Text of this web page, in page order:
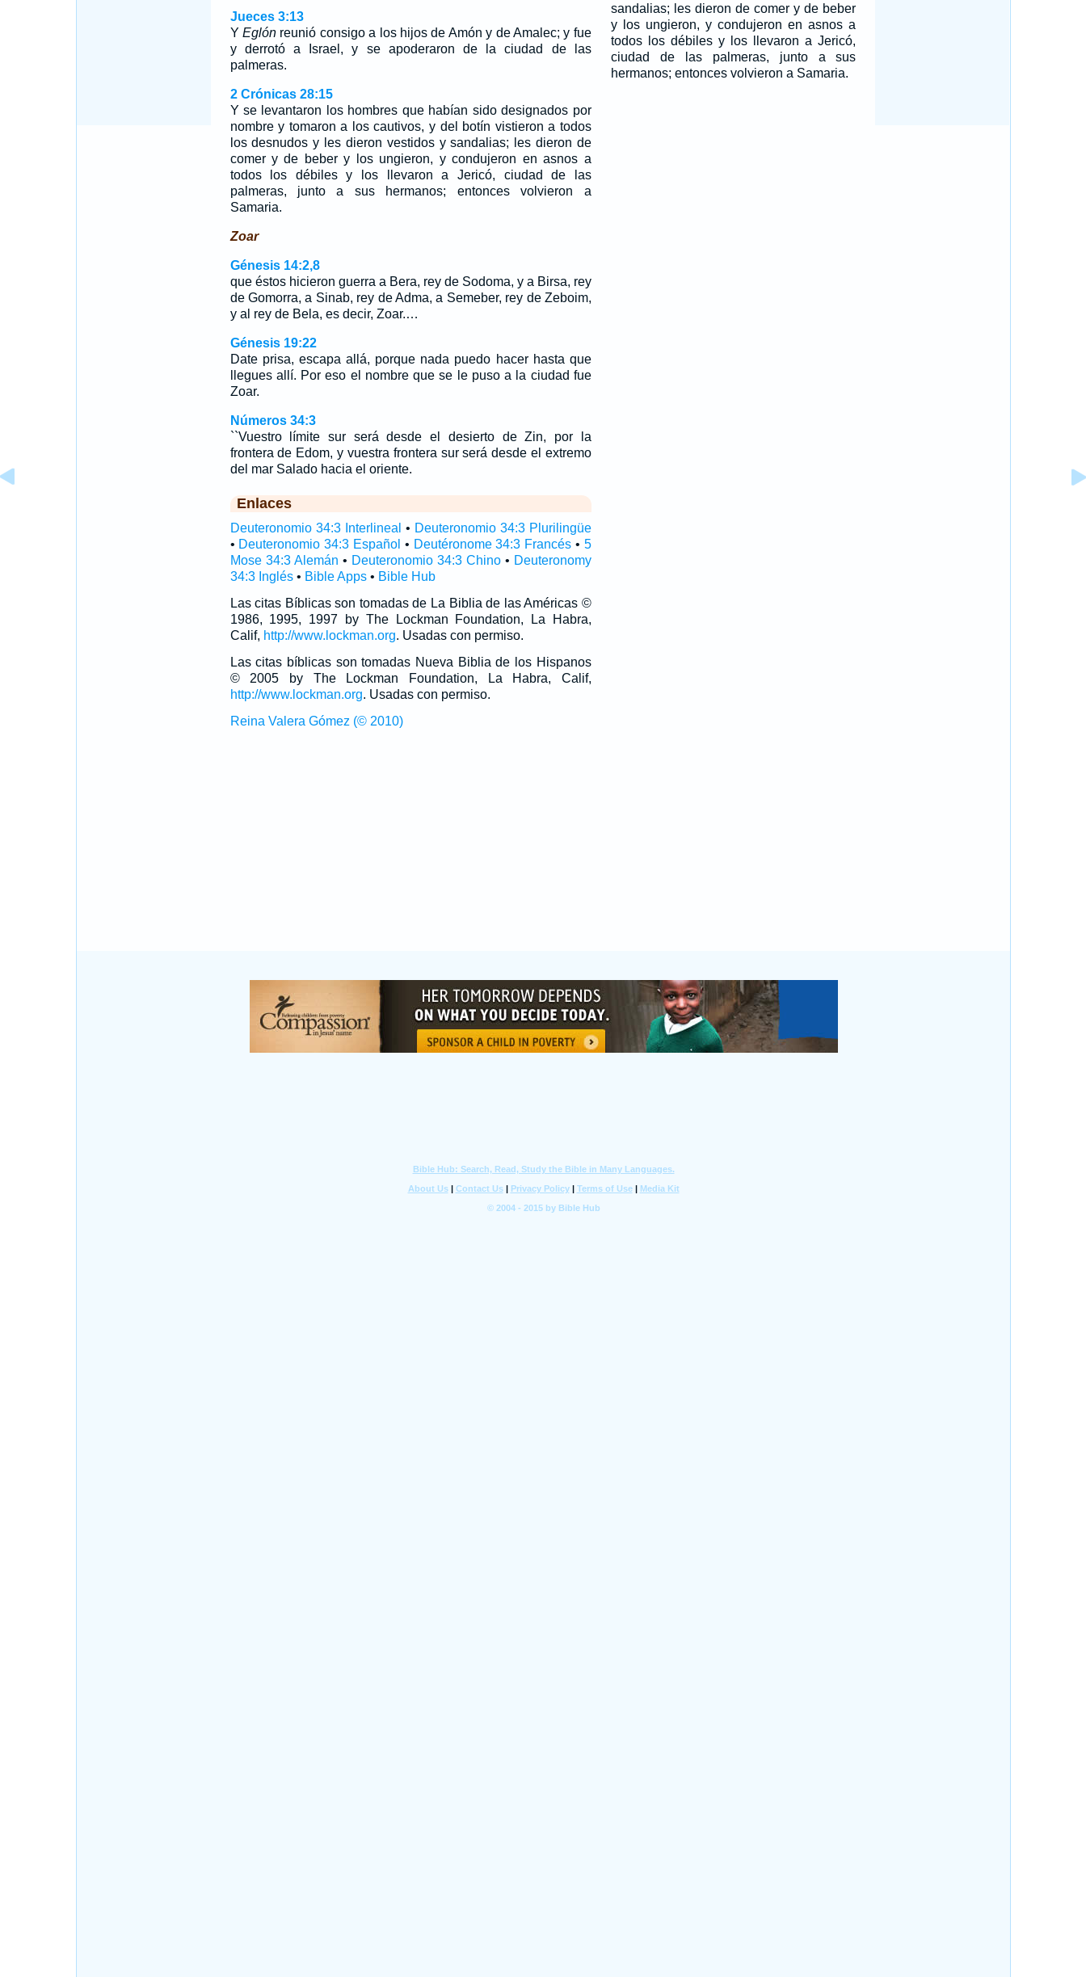
Jueces 3:13
Y Eglónreunió consigo a los hijos de Amón y de Amalec; y fue
y derrotó a Israel, y se apoderaron de la ciudad de las
palmeras.
2 Crónicas 28:15
Y se levantaron los hombres que habían sido designados por
nombre y tomaron a los cautivos, y del botín vistieron a todos
los desnudos y les dieron vestidos y sandalias; les dieron de
comer y de beber y los ungieron, y condujeron en asnos a
todos los débiles y los llevaron a Jericó, ciudad de las
palmeras, junto a sus hermanos; entonces volvieron a
Samaria.
Zoar
Génesis 14:2,8
que éstos hicieron guerra a Bera, rey de Sodoma, y a Birsa, rey
de Gomorra, a Sinab, rey de Adma, a Semeber, rey de Zeboim,
y al rey de Bela, es decir, Zoar.…
Génesis 19:22
Date prisa, escapa allá, porque nada puedo hacer hasta que
llegues allí. Por eso el nombre que se le puso a la ciudad fue
Zoar.
Números 34:3
``Vuestro límite sur será desde el desierto de Zin, por la
frontera de Edom, y vuestra frontera sur será desde el extremo
del mar Salado hacia el oriente.
Enlaces
Deuteronomio 34:3 Interlineal • Deuteronomio 34:3 Plurilingüe
• Deuteronomio 34:3 Español • Deutéronome 34:3 Francés • 5
Mose 34:3 Alemán • Deuteronomio 34:3 Chino• Deuteronomy
34:3 Inglés• Bible Apps• Bible Hub
Las citas Bíblicas son tomadas de La Biblia de las Américas ©
1986, 1995, 1997 by The Lockman Foundation, La Habra,
Calif, http://www.lockman.org. Usadas con permiso.
Las citas bíblicas son tomadas Nueva Biblia de los Hispanos
© 2005 by The Lockman Foundation, La Habra, Calif,
http://www.lockman.org. Usadas con permiso.
Reina Valera Gómez (© 2010)
sandalias; les dieron de comer y de beber
y los ungieron, y condujeron en asnos a
todos los débiles y los llevaron a Jericó,
ciudad de las palmeras, junto a sus
hermanos; entonces volvieron a Samaria.